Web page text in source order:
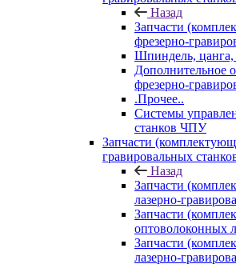
Назад
Запчасти
фрезерно-
Шпиндель,
Дополнительное
фрезерно-
.Прочее..
Системы
станков ЧПУ
Запчасти
гравировальных
Назад
Запчасти
лазерно-
Запчасти
оптоволоконных
Запчасти
лазерно-